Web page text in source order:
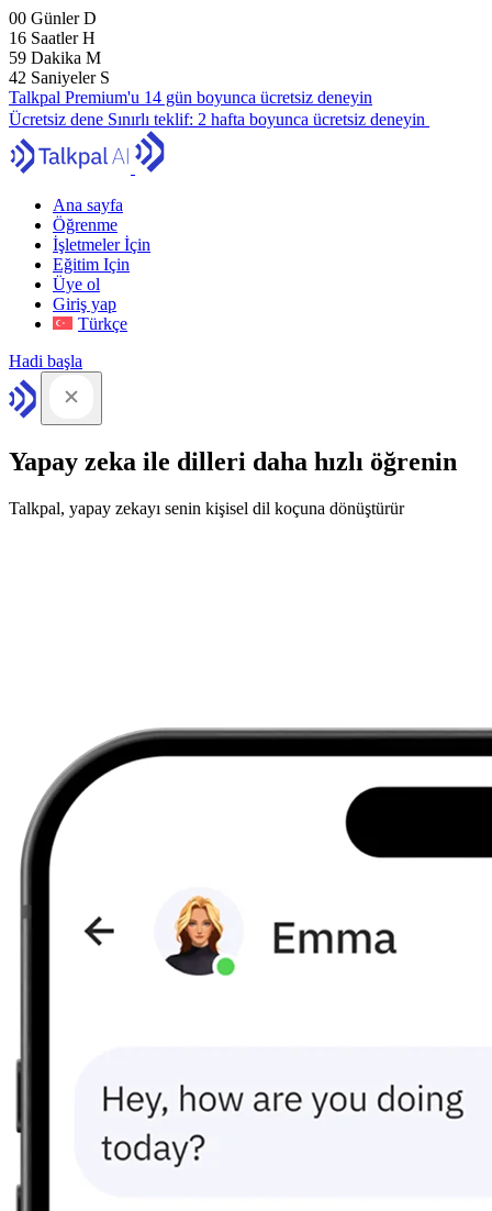
00 GünlerD
16 SaatlerH
59 Dakika M
41 Saniyeler S
Talkpal Premium'u 14 gün boyunca ücretsiz deneyin
Ücretsiz dene Sınırlı teklif: 2 hafta boyunca ücretsiz deneyin
Ana sayfa
Öğrenme
İşletmeler İçin
Eğitim Için
Üye ol
Giriş yap
Türkçe
Hadi başla
Yapay zeka ile dilleri daha hızlı öğrenin
Talkpal, yapay zekayı senin kişisel dil koçuna dönüştürür